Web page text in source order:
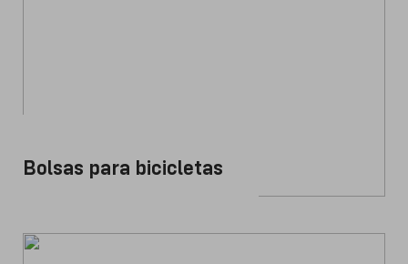
Bolsas para bicicletas